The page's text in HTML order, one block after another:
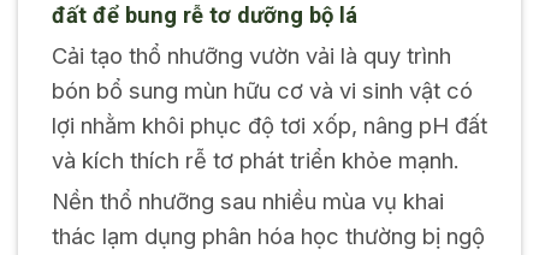
đất để bung rễ tơ dưỡng bộ lá
Cải tạo thổ nhưỡng vườn vải là quy trình
bón bổ sung mùn hữu cơ và vi sinh vật có
lợi nhằm khôi phục độ tơi xốp, nâng pH đất
và kích thích rễ tơ phát triển khỏe mạnh.
Nền thổ nhưỡng sau nhiều mùa vụ khai
thác lạm dụng phân hóa học thường bị ngộ